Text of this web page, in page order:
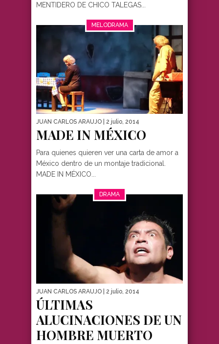
MENTIDERO DE CHICO TALEGAS...
MELODRAMA
JUAN CARLOS ARAUJO | 2 julio, 2014
MADE IN MÉXICO
Para quienes quieren ver una carta de amor a
México dentro de un montaje tradicional.
MADE IN MÉXICO...
DRAMA
JUAN CARLOS ARAUJO | 2 julio, 2014
ÚLTIMAS
ALUCINACIONES DE UN
HOMBRE MUERTO